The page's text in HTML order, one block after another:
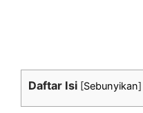
Daftar Isi [Sebunyikan]